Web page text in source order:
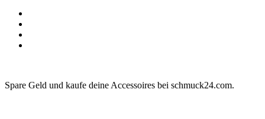
Spare Geld und kaufe deine Accessoires bei schmuck24.com.